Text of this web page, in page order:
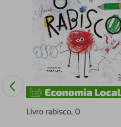
Livro rabisco, O